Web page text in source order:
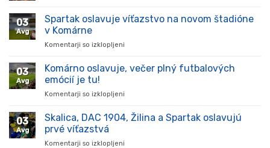
stal
súťaži
Lavrinčík
03
Avg
Spartak oslavuje víťazstvo na novom štadióne
v Komárne
Komentarji so izklopljeni
oslavuje
v
03
Avg
Komárno oslavuje, večer plný futbalových
emócií je tu!
Komentarji so izklopljeni
oslavuje,
03
Avg
Skalica, DAC 1904, Žilina a Spartak oslavujú
prvé víťazstvá
Komentarji so izklopljeni